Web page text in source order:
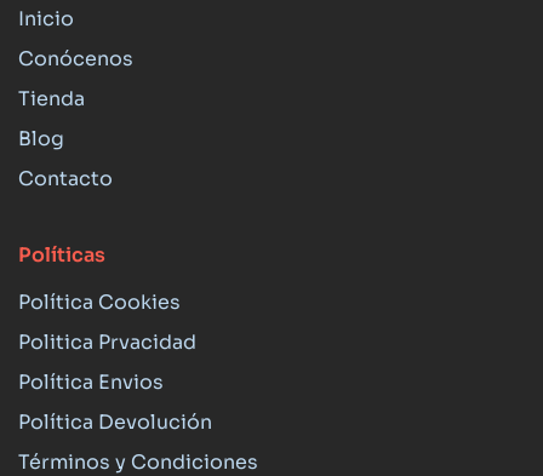
Inicio
Conócenos
Tienda
Blog
Contacto
Políticas
Política Cookies
Politica Prvacidad
Política Envios
Política Devolución
Términos y Condiciones